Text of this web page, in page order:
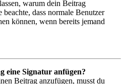
warum dein Beitrag
dass normale Benutzer
können, wenn bereits jemand
eine Signatur anfügen?
Beitrag anzufügen, musst du